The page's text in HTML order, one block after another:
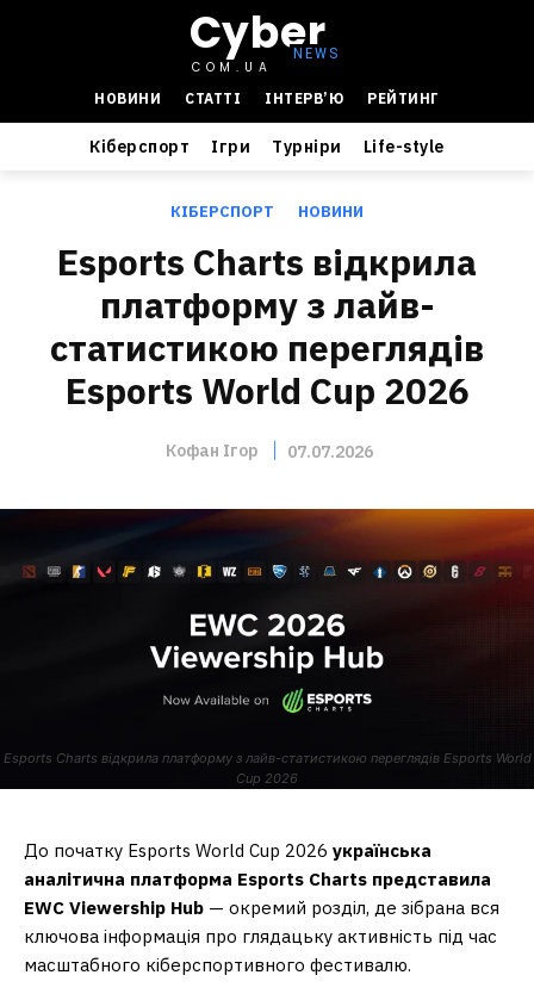
Cyber
COM.UA
НОВИНИ
СТАТТІ ІНТЕРВ’Ю РЕЙТИНГ
Кіберспорт Ігри Турніри Life-style
КІБЕРСПОРТ НОВИНИ
Esports Charts відкрила
платформу з лайв-
статистикою переглядів
Esports World Cup 2026
Кофан Ігор 07.07.2026
Esports Charts відкрила платформу з лайв-статистикою переглядів Esports World
Cup 2026
До початку Esports World Cup 2026 українська
аналітична платформа Esports Charts представила
EWC Viewership Hub — окремий розділ, де зібрана вся
ключова інформація про глядацьку активність під час
масштабного кіберспортивного фестивалю.